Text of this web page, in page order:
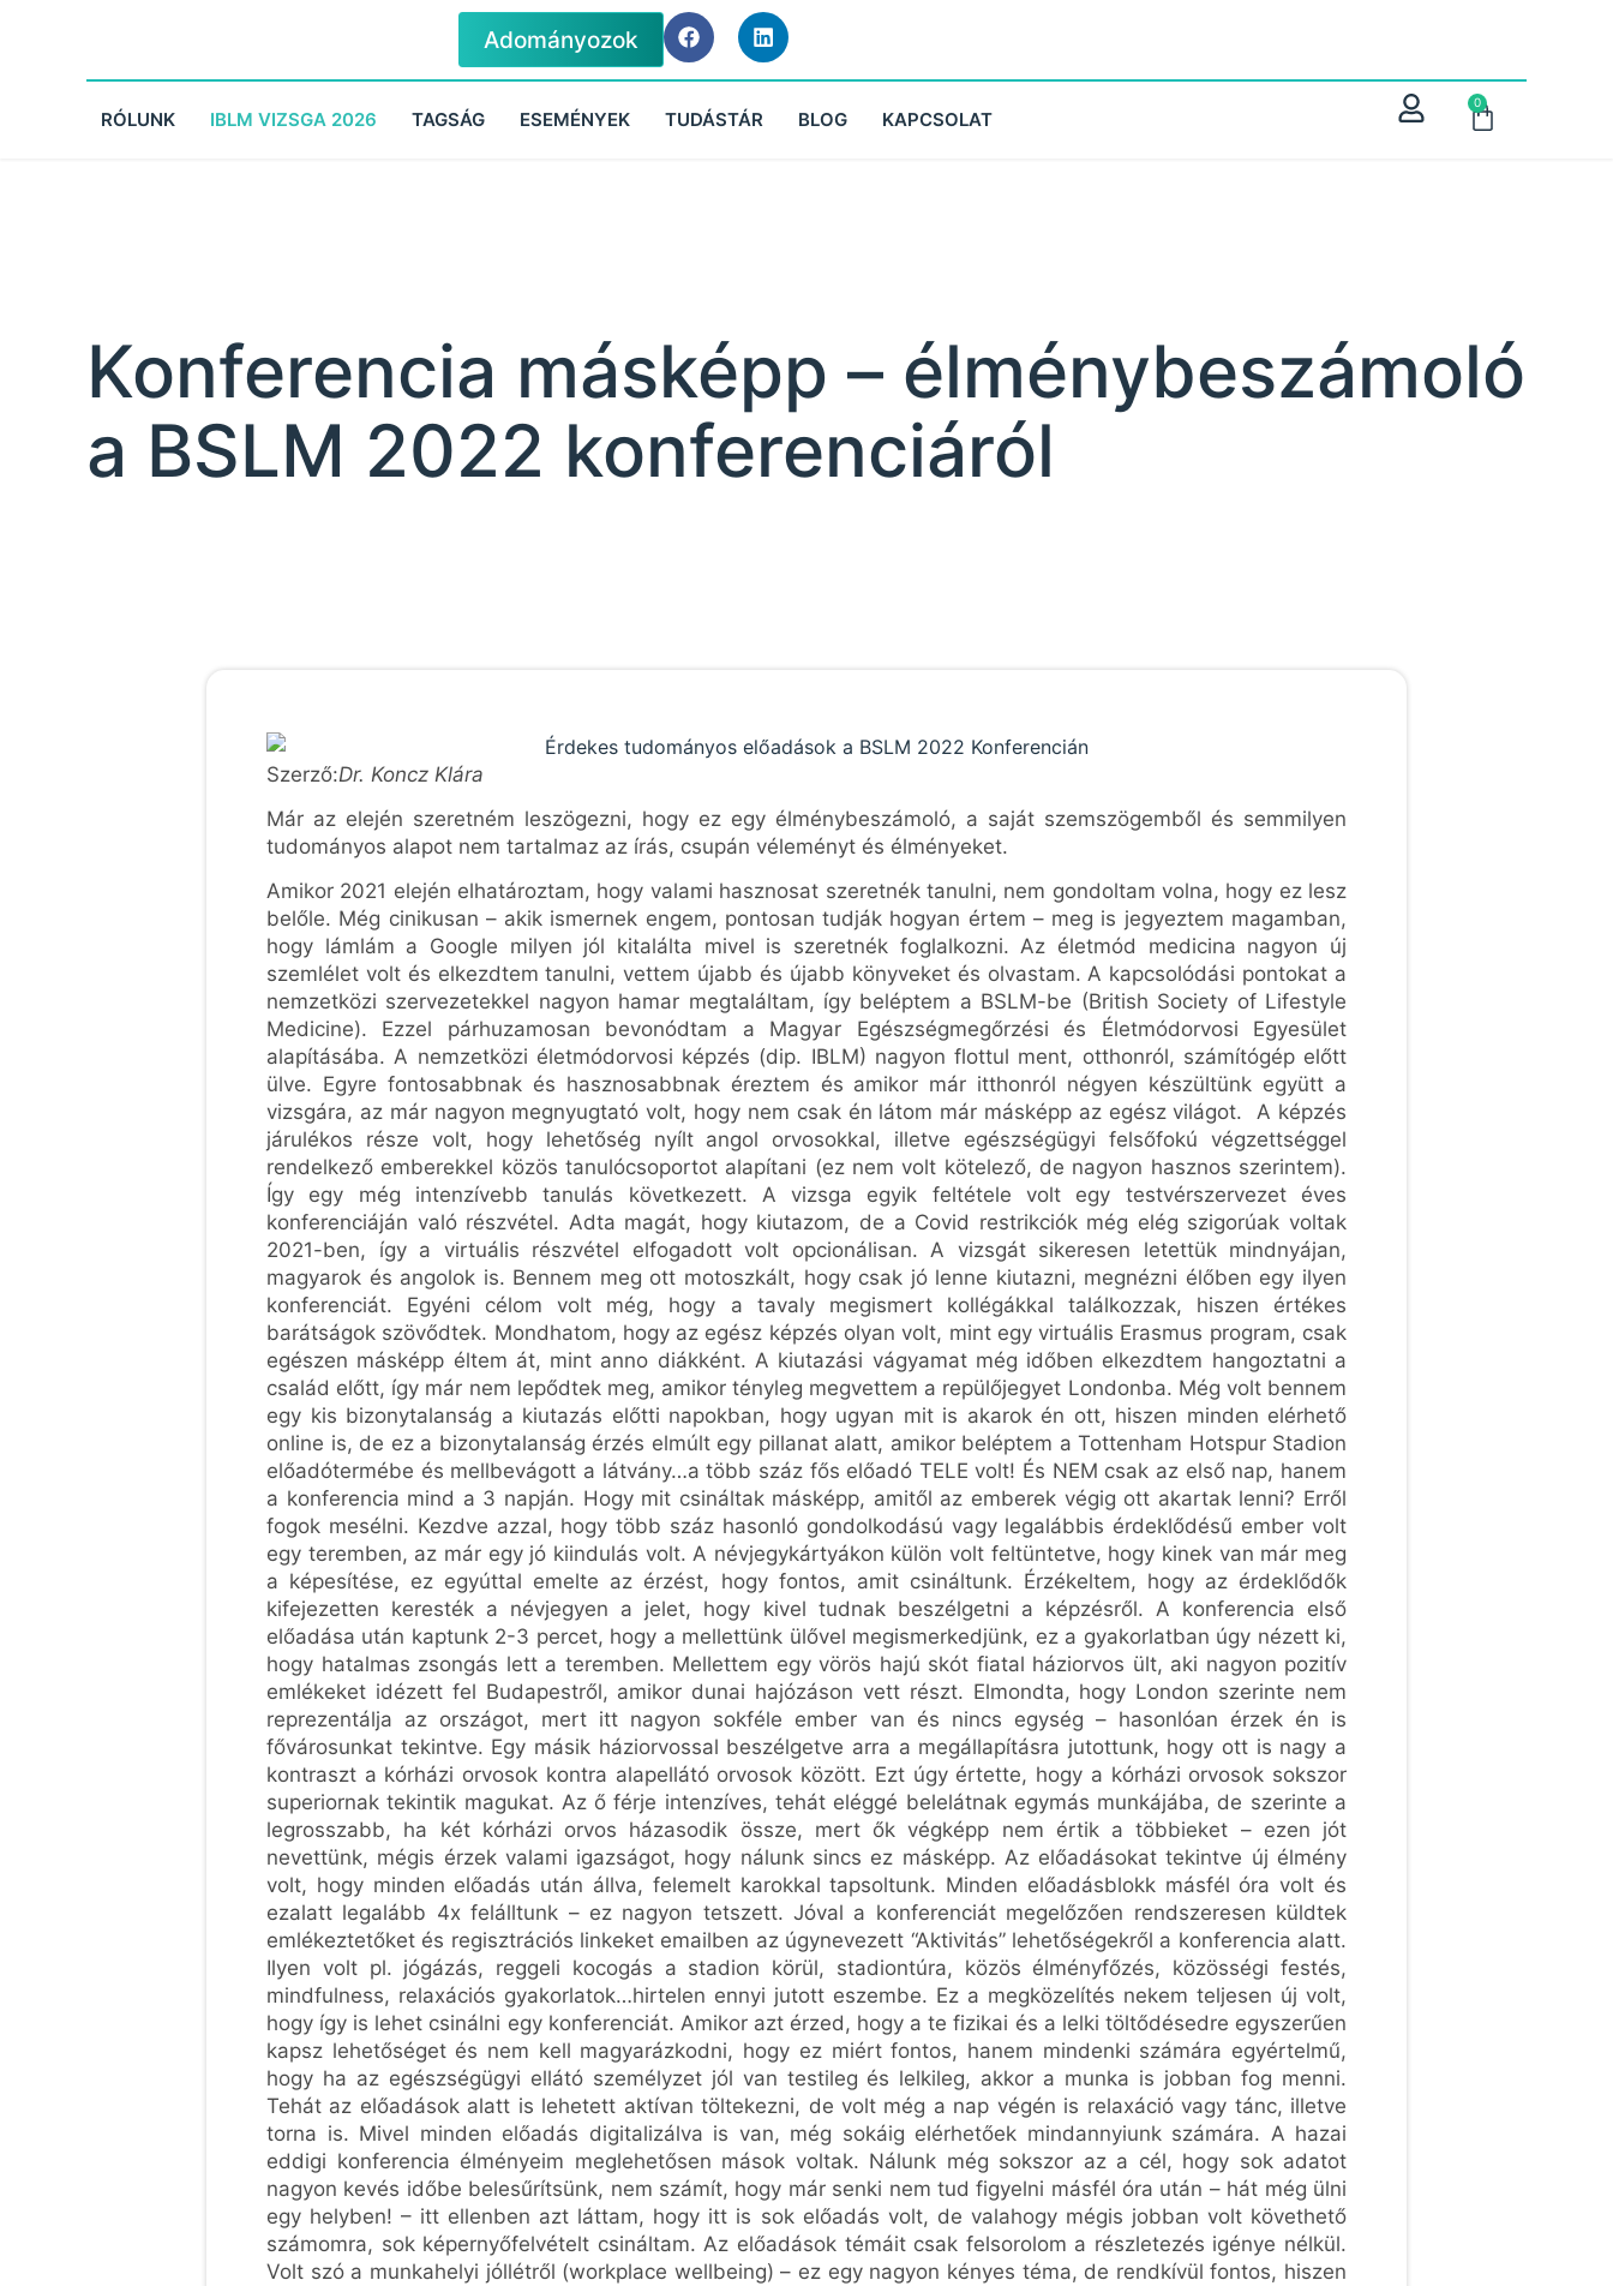
Adományozok
RÓLUNK IBLM VIZSGA 2026 TAGSÁG ESEMÉNYEK TUDÁSTÁR BLOG KAPCSOLAT
0
Konferencia másképp – élménybeszámoló
a BSLM 2022 konferenciáról
Szerző:Dr. Koncz Klára
Már az elején szeretném leszögezni, hogy ez egy élménybeszámoló, a saját szemszögemből és semmilyen
tudományos alapot nem tartalmaz az írás, csupán véleményt és élményeket.
Amikor 2021 elején elhatároztam, hogy valami hasznosat szeretnék tanulni, nem gondoltam volna, hogy ez lesz
belőle. Még cinikusan – akik ismernek engem, pontosan tudják hogyan értem – meg is jegyeztem magamban,
hogy lámlám a Google milyen jól kitalálta mivel is szeretnék foglalkozni. Az életmód medicina nagyon új
szemlélet volt és elkezdtem tanulni, vettem újabb és újabb könyveket és olvastam. A kapcsolódási pontokat a
nemzetközi szervezetekkel nagyon hamar megtaláltam, így beléptem a BSLM-be (British Society of Lifestyle
Medicine). Ezzel párhuzamosan bevonódtam a Magyar Egészségmegőrzési és Életmódorvosi Egyesület
alapításába. A nemzetközi életmódorvosi képzés (dip. IBLM) nagyon flottul ment, otthonról, számítógép előtt
ülve. Egyre fontosabbnak és hasznosabbnak éreztem és amikor már itthonról négyen készültünk együtt a
vizsgára, az már nagyon megnyugtató volt, hogy nem csak én látom már másképp az egész világot. A képzés
járulékos része volt, hogy lehetőség nyílt angol orvosokkal, illetve egészségügyi felsőfokú végzettséggel
rendelkező emberekkel közös tanulócsoportot alapítani (ez nem volt kötelező, de nagyon hasznos szerintem).
Így egy még intenzívebb tanulás következett. A vizsga egyik feltétele volt egy testvérszervezet éves
konferenciáján való részvétel. Adta magát, hogy kiutazom, de a Covid restrikciók még elég szigorúak voltak
2021-ben, így a virtuális részvétel elfogadott volt opcionálisan. A vizsgát sikeresen letettük mindnyájan,
magyarok és angolok is. Bennem meg ott motoszkált, hogy csak jó lenne kiutazni, megnézni élőben egy ilyen
konferenciát. Egyéni célom volt még, hogy a tavaly megismert kollégákkal találkozzak, hiszen értékes
barátságok szövődtek. Mondhatom, hogy az egész képzés olyan volt, mint egy virtuális Erasmus program, csak
egészen másképp éltem át, mint anno diákként. A kiutazási vágyamat még időben elkezdtem hangoztatni a
család előtt, így már nem lepődtek meg, amikor tényleg megvettem a repülőjegyet Londonba. Még volt bennem
egy kis bizonytalanság a kiutazás előtti napokban, hogy ugyan mit is akarok én ott, hiszen minden elérhető
online is, de ez a bizonytalanság érzés elmúlt egy pillanat alatt, amikor beléptem a Tottenham Hotspur Stadion
előadótermébe és mellbevágott a látvány…a több száz fős előadó TELE volt! És NEM csak az első nap, hanem
a konferencia mind a 3 napján. Hogy mit csináltak másképp, amitől az emberek végig ott akartak lenni? Erről
fogok mesélni. Kezdve azzal, hogy több száz hasonló gondolkodású vagy legalábbis érdeklődésű ember volt
egy teremben, az már egy jó kiindulás volt. A névjegykártyákon külön volt feltüntetve, hogy kinek van már meg
a képesítése, ez egyúttal emelte az érzést, hogy fontos, amit csináltunk. Érzékeltem, hogy az érdeklődők
kifejezetten keresték a névjegyen a jelet, hogy kivel tudnak beszélgetni a képzésről. A konferencia első
előadása után kaptunk 2-3 percet, hogy a mellettünk ülővel megismerkedjünk, ez a gyakorlatban úgy nézett ki,
hogy hatalmas zsongás lett a teremben. Mellettem egy vörös hajú skót fiatal háziorvos ült, aki nagyon pozitív
emlékeket idézett fel Budapestről, amikor dunai hajózáson vett részt. Elmondta, hogy London szerinte nem
reprezentálja az országot, mert itt nagyon sokféle ember van és nincs egység – hasonlóan érzek én is
fővárosunkat tekintve. Egy másik háziorvossal beszélgetve arra a megállapításra jutottunk, hogy ott is nagy a
kontraszt a kórházi orvosok kontra alapellátó orvosok között. Ezt úgy értette, hogy a kórházi orvosok sokszor
superiornak tekintik magukat. Az ő férje intenzíves, tehát eléggé belelátnak egymás munkájába, de szerinte a
legrosszabb, ha két kórházi orvos házasodik össze, mert ők végképp nem értik a többieket – ezen jót
nevettünk, mégis érzek valami igazságot, hogy nálunk sincs ez másképp. Az előadásokat tekintve új élmény
volt, hogy minden előadás után állva, felemelt karokkal tapsoltunk. Minden előadásblokk másfél óra volt és
ezalatt legalább 4x felálltunk – ez nagyon tetszett. Jóval a konferenciát megelőzően rendszeresen küldtek
emlékeztetőket és regisztrációs linkeket emailben az úgynevezett “Aktivitás” lehetőségekről a konferencia alatt.
Ilyen volt pl. jógázás, reggeli kocogás a stadion körül, stadiontúra, közös élményfőzés, közösségi festés,
mindfulness, relaxációs gyakorlatok…hirtelen ennyi jutott eszembe. Ez a megközelítés nekem teljesen új volt,
hogy így is lehet csinálni egy konferenciát. Amikor azt érzed, hogy a te fizikai és a lelki töltődésedre egyszerűen
kapsz lehetőséget és nem kell magyarázkodni, hogy ez miért fontos, hanem mindenki számára egyértelmű,
hogy ha az egészségügyi ellátó személyzet jól van testileg és lelkileg, akkor a munka is jobban fog menni.
Tehát az előadások alatt is lehetett aktívan töltekezni, de volt még a nap végén is relaxáció vagy tánc, illetve
torna is. Mivel minden előadás digitalizálva is van, még sokáig elérhetőek mindannyiunk számára. A hazai
eddigi konferencia élményeim meglehetősen mások voltak. Nálunk még sokszor az a cél, hogy sok adatot
nagyon kevés időbe belesűrítsünk, nem számít, hogy már senki nem tud figyelni másfél óra után – hát még ülni
egy helyben! – itt ellenben azt láttam, hogy itt is sok előadás volt, de valahogy mégis jobban volt követhető
számomra, sok képernyőfelvételt csináltam. Az előadások témáit csak felsorolom a részletezés igénye nélkül.
Volt szó a munkahelyi jóllétről (workplace wellbeing) – ez egy nagyon kényes téma, de rendkívül fontos, hiszen